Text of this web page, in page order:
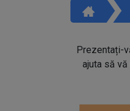
Prezentați-
ajuta să